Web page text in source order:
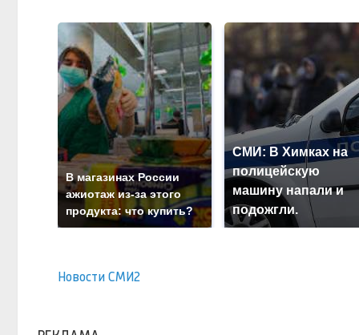
В магазинах России
ажиотаж из-за этого
продукта: что купить?
СМИ: В Химках на
полицейскую
машину напали и
подожгли.
Новости СМИ2